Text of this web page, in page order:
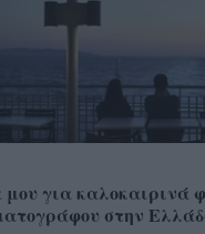
για καλοκαιρινά
στην